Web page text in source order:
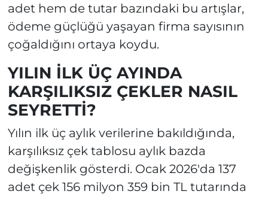
adet hem de tutar bazındaki bu artışlar,
ödeme güçlüğü yaşayan firma sayısının
çoğaldığını ortaya koydu.
YILIN İLK ÜÇ AYINDA
KARŞILIKSIZ ÇEKLER NASIL
SEYRETTİ?
Yılın ilk üç aylık verilerine bakıldığında,
karşılıksız çek tablosu aylık bazda
değişkenlik gösterdi. Ocak 2026'da 137
adet çek 156 milyon 359 bin TL tutarında